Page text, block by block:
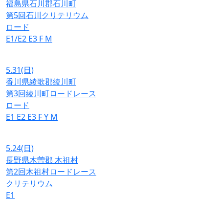
福島県石川郡石川町
第5回石川クリテリウム
ロード
E1/E2 E3 F M
5.31(日)
香川県綾歌郡綾川町
第3回綾川町ロードレース
ロード
E1 E2 E3 FY M
5.24(日)
長野県木曽郡 木祖村
第2回木祖村ロードレース
クリテリウム
E1